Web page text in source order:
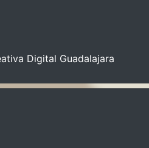
Digital Guadalajara